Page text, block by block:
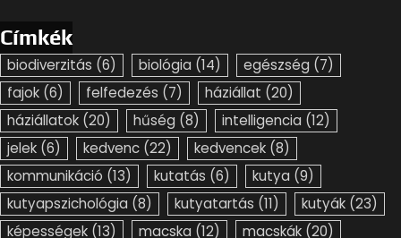
Címkék
biodiverzitás (6) biológia (14) egészség (7)
fajok (6) felfedezés (7) háziállat (20)
háziállatok (20) hűség (8) intelligencia (12)
jelek (6) kedvenc (22) kedvencek (8)
kommunikáció (13) kutatás (6) kutya (9)
kutyapszichológia (8) kutyatartás (11) kutyák (23)
képességek (13) macska (12) macskák (20)